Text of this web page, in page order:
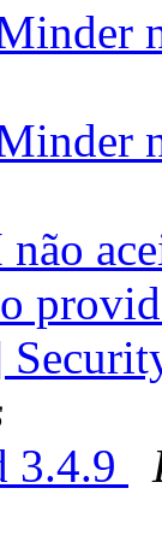
3.4.9